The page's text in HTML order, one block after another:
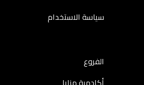
سياسة الاستخدام
الفروع
أكادمية مزايا